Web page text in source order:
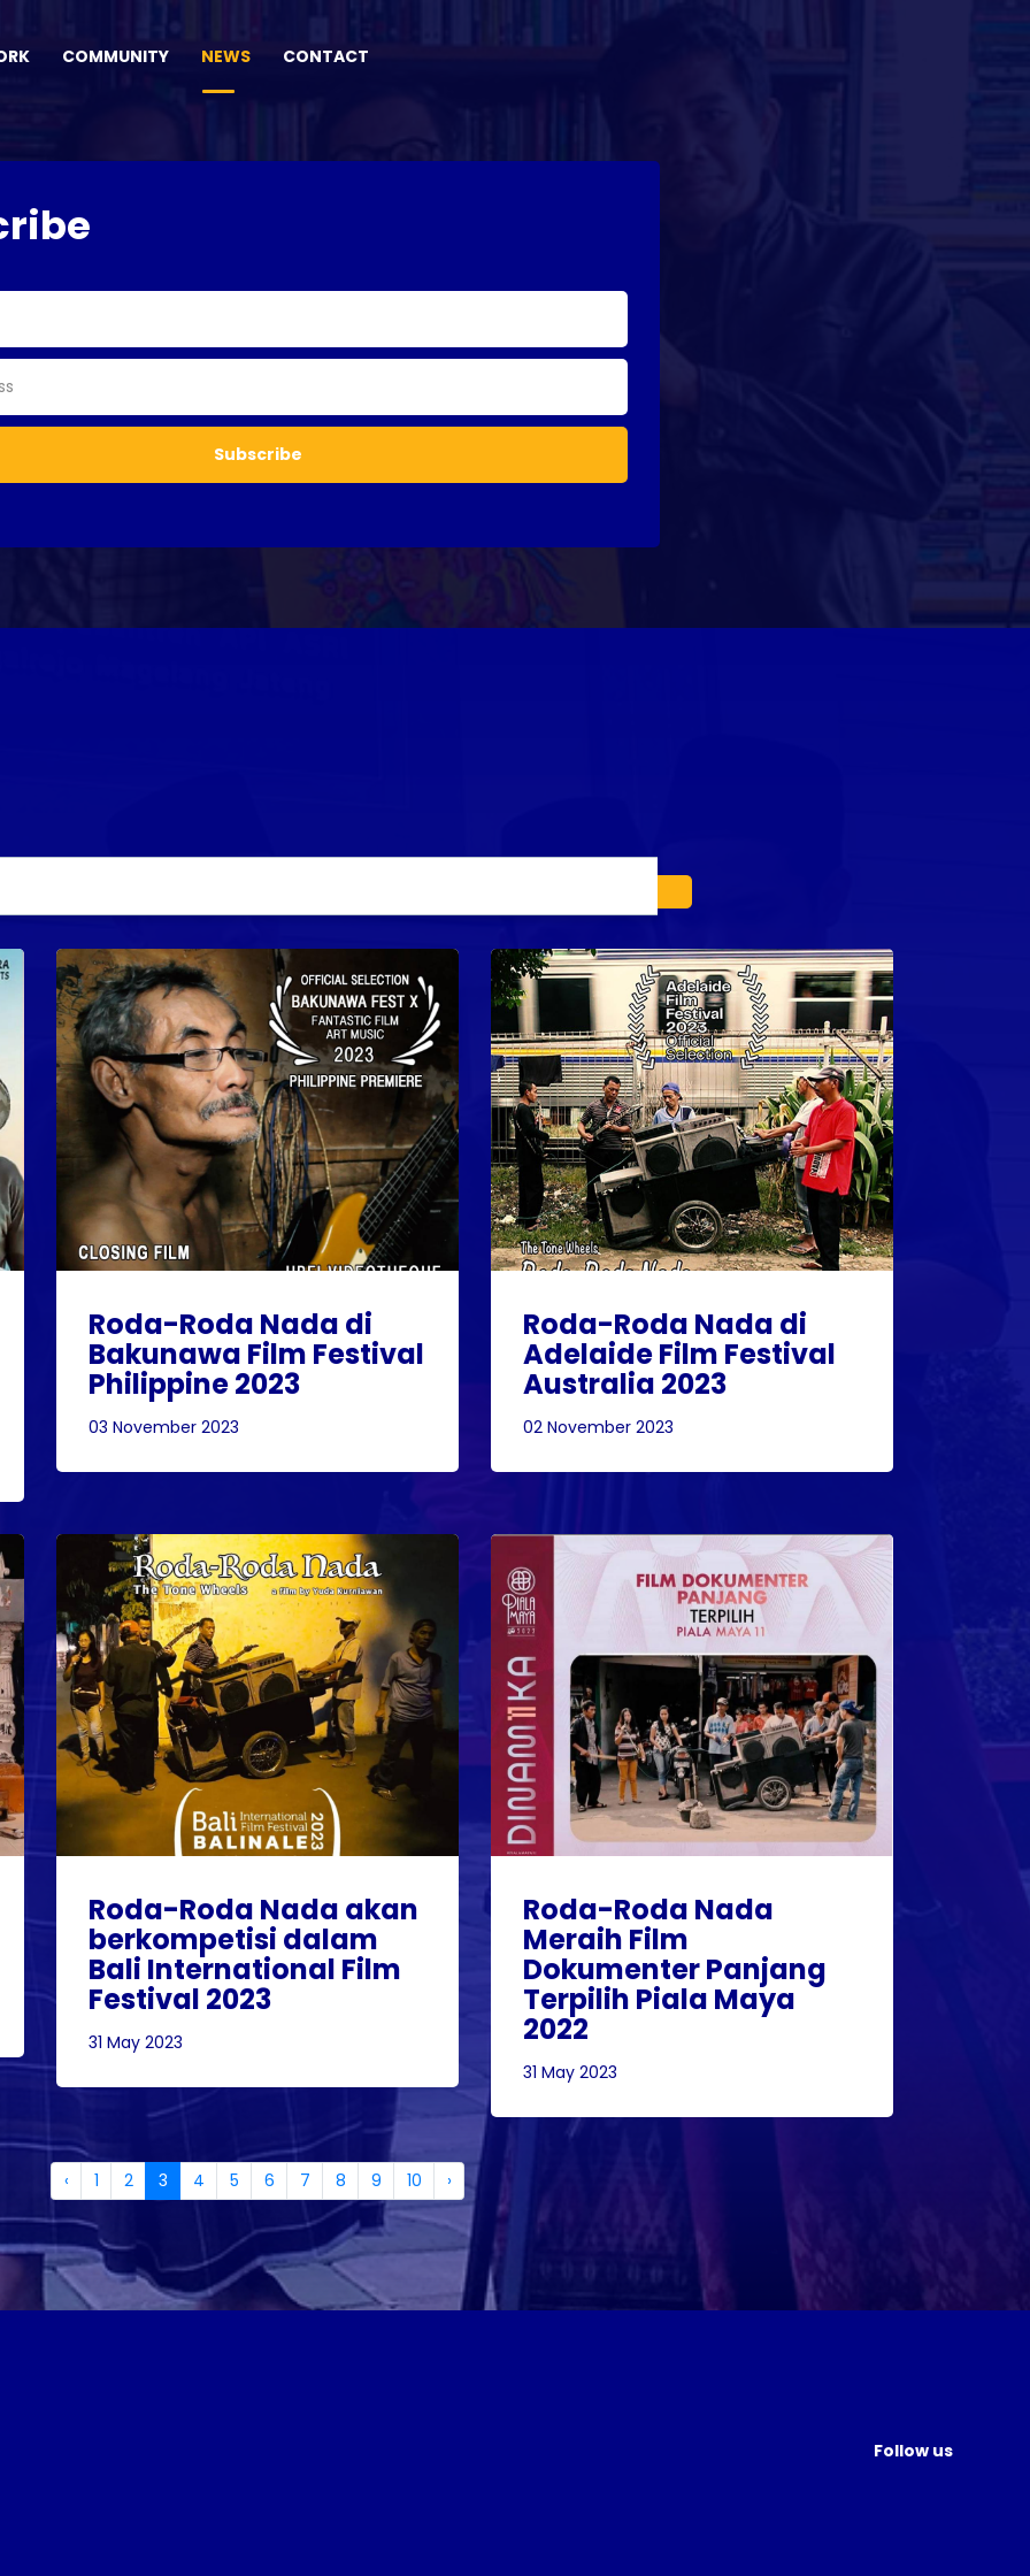
COMMUNITY NEWS CONTACT
Subscribe
Roda-Roda Nada di
Bakunawa Film Festival
Philippine 2023
03 November 2023
Roda-Roda Nada di
Adelaide Film Festival
Australia 2023
02 November 2023
Roda-Roda Nada akan
berkompetisi dalam
Bali International Film
Festival 2023
31 May 2023
Roda-Roda Nada
Meraih Film
Dokumenter Panjang
Terpilih Piala Maya
2022
31 May 2023
‹ 1 2 3 4 5 6 7 8 9 10 ›
Follow us